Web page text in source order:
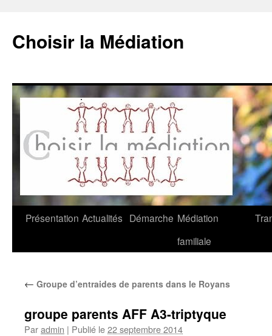
Choisir la Médiation
Aller
Présentation Actualités Démarche Médiation
familiale
← Groupe d’entraides de parents dans le Royans
groupe parents AFF A3-triptyque
Paradmin | Publié le22 septembre 2014